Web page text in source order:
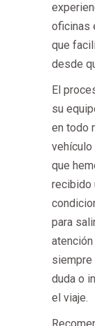
oficinas
que
desde
El
su
en todo
vehículo
que
recibido
para
duda o
el viaje.